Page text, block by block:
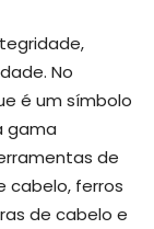
No
é um símbolo
gama
de
cabelo, ferros
de cabelo e